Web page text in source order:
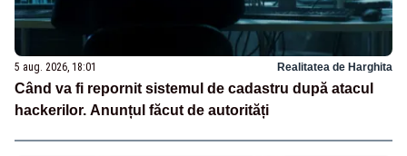
5 aug. 2026, 18:01 Realitatea de Harghita
Când va fi repornit sistemul de cadastru după atacul
hackerilor. Anunțul făcut de autorități